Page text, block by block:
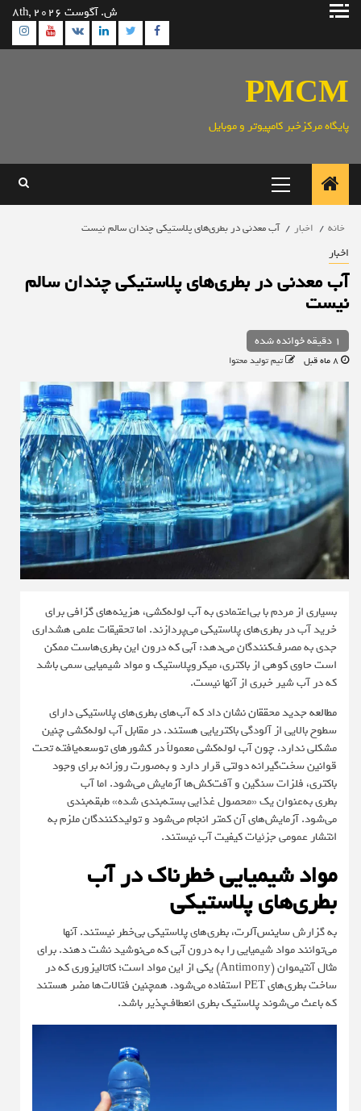
پرش
ش. آگوست 8th, 2026
Facebook
Twitter
Linkedin
VK
PMCM
پایگاه مرکزخبر کامپیوتر و موبایل
اصلی
خانه اخبار آب معدنی در بطری‌های پلاستیکی چندان سالم نیست
اخبار
آب معدنی در بطری‌های پلاستیکی چندان سالم
نیست
1 دقیقه خوانده شده
تیم تولید محتوا
بسیاری از مردم با بی‌اعتمادی به آب لوله‌کشی، هزینه‌های گزافی برای
خرید آب در بطری‌های پلاستیکی می‌پردازند. اما تحقیقات علمی هشداری
جدی به مصرف‌کنندگان می‌دهد: آبی که درون این بطری‌هاست ممکن
است حاوی کوهی از باکتری، میکروپلاستیک و مواد شیمیایی سمی باشد
که در آب شیر خبری از آنها نیست.
مطالعه جدید محققاننشان داد که آب‌های بطری‌های پلاستیکی دارای
سطوح بالایی از آلودگی باکتریایی هستند. در مقابل آب لوله‌کشی چنین
مشکلی ندارد. چون آب لوله‌کشی معمولاً در کشورهای توسعه‌یافته تحت
قوانین سخت‌گیرانه دولتی قرار دارد و به‌صورت روزانه برای وجود
باکتری، فلزات سنگین و آفت‌کش‌ها آزمایش می‌شود. اما آب
بطری به‌عنوان یک «محصول غذایی بسته‌بندی شده» طبقه‌بندی
می‌شود. آزمایش‌های آن کمتر انجام می‌شود و تولیدکنندگان ملزم به
انتشار عمومی جزئیات کیفیت آب نیستند.
مواد شیمیایی خطرناک در آب
بطری‌های پلاستیکی
به گزارشساینس‌آلرت، بطری‌های پلاستیکی بی‌خطر نیستند. آنها
می‌توانند مواد شیمیایی را به درون آبی که می‌نوشید نشت دهند. برای
مثال آنتیموان (Antimony) یکی از این مواد است؛ کاتالیزوری که در
ساخت بطری‌های PET استفاده می‌شود. همچنین فتالات‌ها مضر هستند
که باعث می‌شوند پلاستیک بطری انعطاف‌پذیر باشد.